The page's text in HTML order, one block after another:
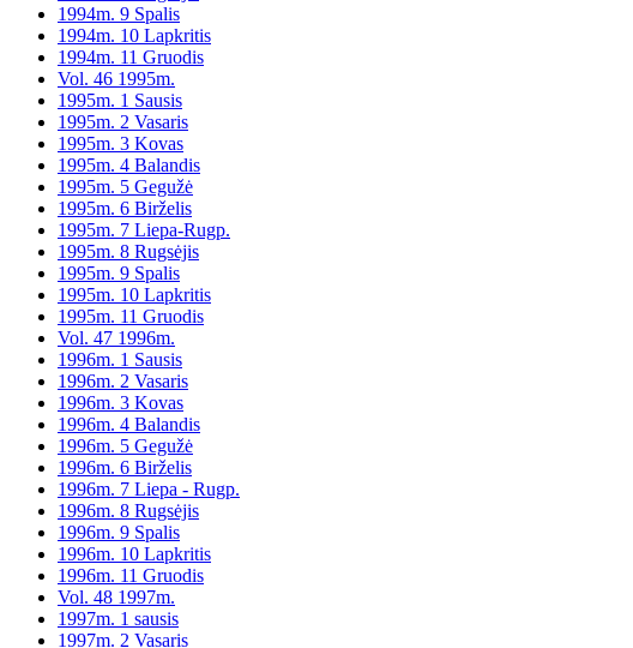
1994m. 9 Spalis
1994m. 10 Lapkritis
1994m. 11 Gruodis
Vol. 46 1995m.
1995m. 1 Sausis
1995m. 2 Vasaris
1995m. 3 Kovas
1995m. 4 Balandis
1995m. 5 Gegužė
1995m. 6 Birželis
1995m. 7 Liepa-Rugp.
1995m. 8 Rugsėjis
1995m. 9 Spalis
1995m. 10 Lapkritis
1995m. 11 Gruodis
Vol. 47 1996m.
1996m. 1 Sausis
1996m. 2 Vasaris
1996m. 3 Kovas
1996m. 4 Balandis
1996m. 5 Gegužė
1996m. 6 Birželis
1996m. 7 Liepa - Rugp.
1996m. 8 Rugsėjis
1996m. 9 Spalis
1996m. 10 Lapkritis
1996m. 11 Gruodis
Vol. 48 1997m.
1997m. 1 sausis
1997m. 2 Vasaris